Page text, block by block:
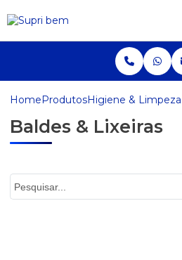
HomeProdutosHigiene & Limpeza
Baldes & Lixeiras